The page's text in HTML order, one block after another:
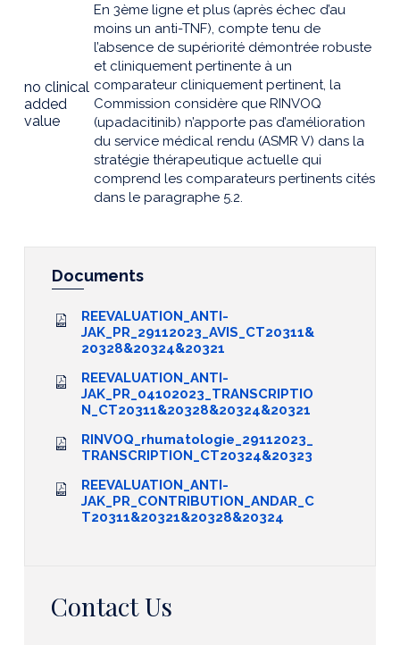
no clinical
added
value
En 3ème ligne et plus (après échec d’au
moins un anti-TNF), compte tenu de
l’absence de supériorité démontrée robuste
et cliniquement pertinente à un
comparateur cliniquement pertinent, la
Commission considère que RINVOQ
(upadacitinib) n’apporte pas d’amélioration
du service médical rendu (ASMR V) dans la
stratégie thérapeutique actuelle qui
comprend les comparateurs pertinents cités
dans le paragraphe 5.2.
Documents
REEVALUATION_ANTI-
JAK_PR_29112023_AVIS_CT20311&
20328&20324&20321
REEVALUATION_ANTI-
JAK_PR_04102023_TRANSCRIPTIO
N_CT20311&20328&20324&20321
RINVOQ_rhumatologie_29112023_
TRANSCRIPTION_CT20324&20323
REEVALUATION_ANTI-
JAK_PR_CONTRIBUTION_ANDAR_C
T20311&20321&20328&20324
Contact Us